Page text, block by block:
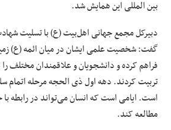
بینالمللیاین همایش شد.
دبیرکل مجمع جهانی اهل‌بیت (ع) با تسلیت
گفت: شخصیت علمی ایشان در میان ائمه (ع)
فراهم کرده و دانشجویان و علاقمندان مختلف
تربیت کردند. دهه اولذیالحجهمرحله اتمام
است. ایامی است که انسان می‌تواند در رابطه با
مطالعه کند.